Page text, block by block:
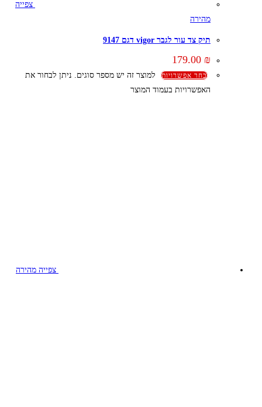
צפייה
מהירה
תיק צד עור לגבר vigor דגם 9147
179.00 ₪
בחר אפשרויות
למוצר זה יש מספר סוגים. ניתן לבחור את
האפשרויות בעמוד המוצר
צפייה מהירה